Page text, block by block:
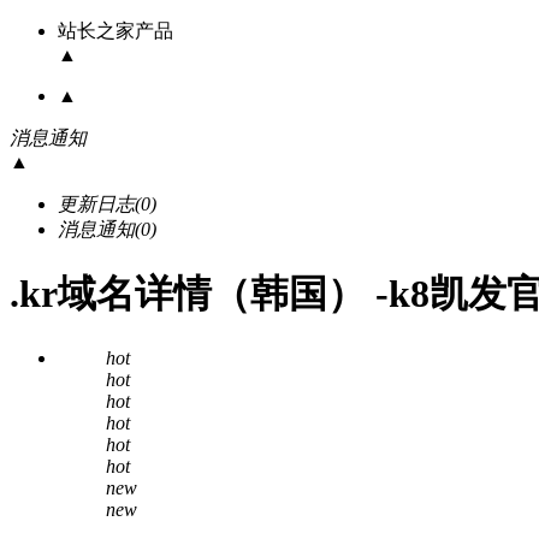
站长之家产品
▲
▲
消息通知
▲
更新日志(0)
消息通知(0)
.kr域名详情（韩国） -k8凯发
hot
hot
hot
hot
hot
hot
new
new